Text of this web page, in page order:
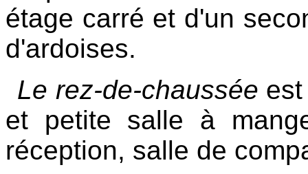
étage carré et d'un
d'ardoises.
Le rez-de-chaussée
et petite salle à
réception, salle de